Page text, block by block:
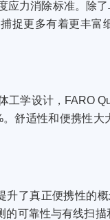
应力消除标准。除
捉更多有着更丰富
工学设计，FARO
舒适性和便携性
升了真正便携性的
的可靠性与有线扫